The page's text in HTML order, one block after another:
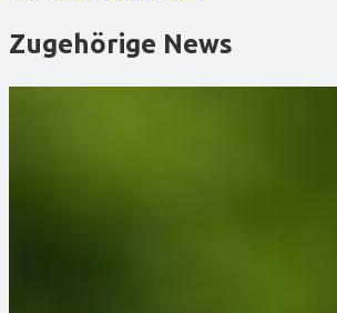
Zugehörige News